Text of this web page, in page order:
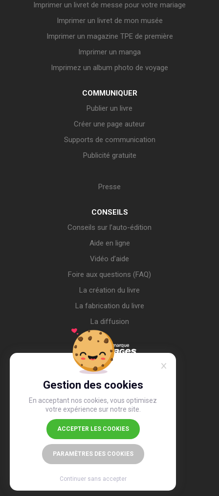
Gestion des cookies
En acceptant nos cookies, vous optimisez
votre expérience sur notre site.
ACCEPTER LES COOKIES
PARAMÈTRES DES COOKIES
Continuer sans accepter
Imprimer un livret de messe pour votre mariage
Imprimer un livret de mon musée
Imprimer un magazine TPE de première
Imprimer un manga
Imprimez un album photo de voyage
COMMUNIQUER
Publier un livre
Créer une page auteur
Supports de communication
Publicité gratuite
Presse
CONSEILS
Conseils sur l’auto-édition
Aide en ligne
Vidéo d’aide
Foire aux questions (FAQ)
La création du livre
La fabrication du livre
La diffusion
4,4